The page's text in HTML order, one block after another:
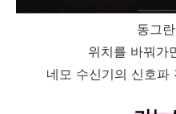
동그
위치를 바꿔가
네모 수신기의 신호파